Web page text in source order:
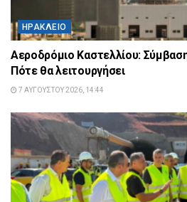
ΗΡΆΚΛΕΙΟ
Αεροδρόμιο Καστελλίου:
Πότε θα λειτουργήσει
7 ΑΥΓΟΎΣΤΟΥ 2026, 14:44